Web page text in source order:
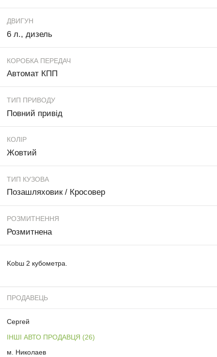
ДВИГУН
6 л., дизель
КОРОБКА ПЕРЕДАЧ
Автомат КПП
ТИП ПРИВОДУ
Повний привід
КОЛІР
Жовтий
ТИП КУЗОВА
Позашляховик / Кросовер
РОЗМИТНЕННЯ
Розмитнена
Kobш 2 кубометра.
ПРОДАВЕЦЬ
Сергей
ІНШІ АВТО ПРОДАВЦЯ (26)
м. Николаев